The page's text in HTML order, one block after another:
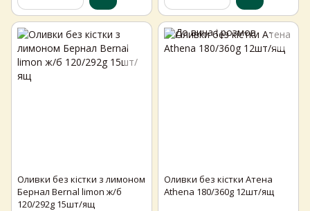
Оливки без кістки з лимоном
Бернал Bernal limon ж/б
120/292g 15шт/ящ
Оливки без кістки Атена
Athena 180/360g 12шт/ящ